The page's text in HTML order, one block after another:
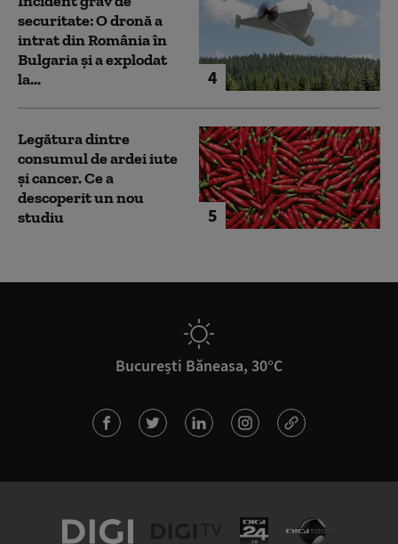
4
securitate: O dronă a
intrat din România în
Bulgaria şi a explodat
la...
5
Legătura dintre
consumul de ardei iute
și cancer. Ce a
descoperit un nou
studiu
București Băneasa, 30°C